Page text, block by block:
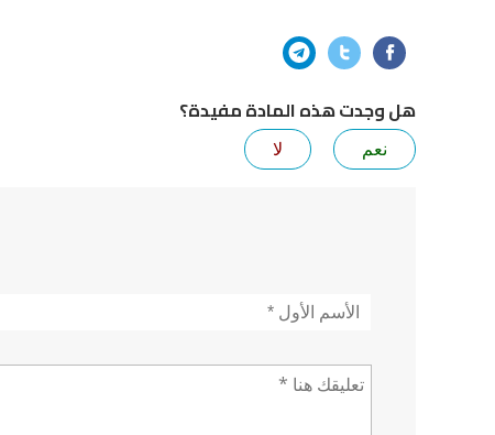
هل وجدت هذه المادة مفيدة؟
نعم لا
الأسم*
تعليق *